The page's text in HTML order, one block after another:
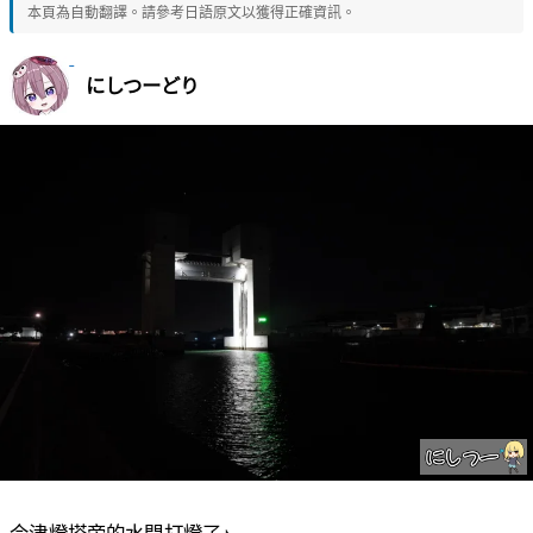
本頁為自動翻譯。請參考日語原文以獲得正確資訊。
にしつーどり